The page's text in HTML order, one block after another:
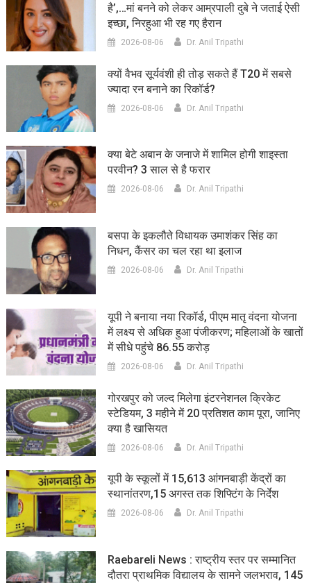
है’,…मां बनने को लेकर आम्रपाली दुबे ने जताई ऐसी
इच्छा, निरहुआ भी रह गए हैरान
2026-08-06 Dr. Anil Tripathi
क्यों वैभव सूर्यवंशी ही तोड़ सकते हैं T20 में सबसे
ज्यादा रन बनाने का रिकॉर्ड?
2026-08-06 Dr. Anil Tripathi
क्या बेटे अबान के जनाजे में शामिल होगी शाइस्ता
परवीन? 3 साल से है फरार
2026-08-06 Dr. Anil Tripathi
बसपा के इकलौते विधायक उमाशंकर सिंह का
निधन, कैंसर का चल रहा था इलाज
2026-08-06 Dr. Anil Tripathi
यूपी ने बनाया नया रिकॉर्ड, पीएम मातृ वंदना योजना
में लक्ष्य से अधिक हुआ पंजीकरण; महिलाओं के खातों
में सीधे पहुंचे 86.55 करोड़
2026-08-06 Dr. Anil Tripathi
गोरखपुर को जल्द मिलेगा इंटरनेशनल क्रिकेट
स्टेडियम, 3 महीने में 20 प्रतिशत काम पूरा, जानिए
क्या है खासियत
2026-08-06 Dr. Anil Tripathi
यूपी के स्कूलों में 15,613 आंगनबाड़ी केंद्रों का
स्थानांतरण,15 अगस्त तक शिफ्टिंग के निर्देश
2026-08-06 Dr. Anil Tripathi
Raebareli News : राष्ट्रीय स्तर पर सम्मानित
दौतरा प्राथमिक विद्यालय के सामने जलभराव, 145